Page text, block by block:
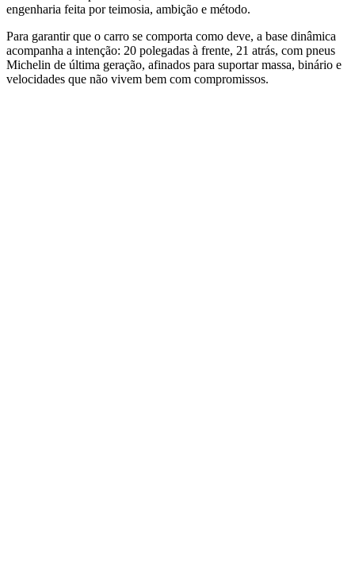
engenharia feita por teimosia, ambição e método.
Para garantir que o carro se comporta como deve, a base dinâmica
acompanha a intenção: 20 polegadas à frente, 21 atrás, com pneus
Michelin de última geração, afinados para suportar massa, binário e
velocidades que não vivem bem com compromissos.